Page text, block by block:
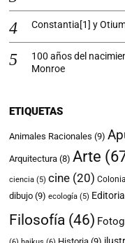
Constantia[1] y
100 años del
Monroe
ETIQUETAS
Animales Racionales (9)
Arquitectura (8) Arte
ciencia (5) cine (20)
dibujo (9) ecología (5) Editorial
Filosofía (46)